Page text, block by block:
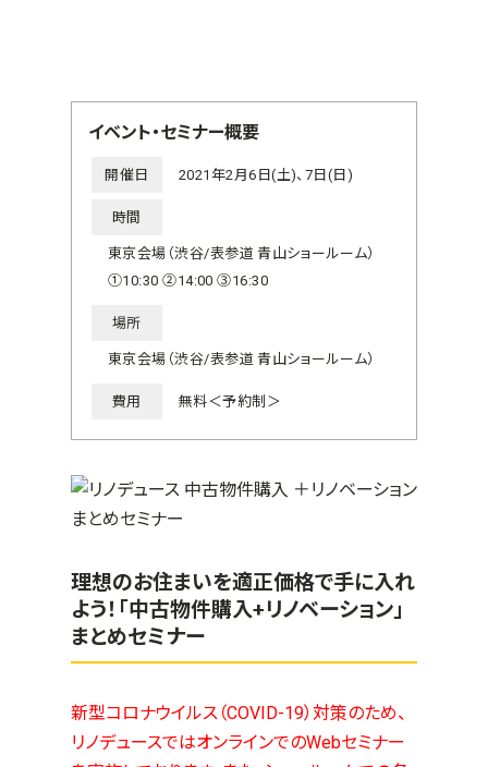
イベント・セミナー概要
開催日 2021年2月6日(土)、7日(日)
時間
東京会場（渋谷/表参道 青山ショールーム）
①10:30 ②14:00 ③16:30
場所
東京会場（渋谷/表参道 青山ショールーム）
費用 無料＜予約制＞
理想のお住まいを適正価格で手に入れ
よう！「中古物件購入+リノベーション」
まとめセミナー
新型コロナウイルス（COVID-19）対策のため、
リノデュースではオンラインでのWebセミナー